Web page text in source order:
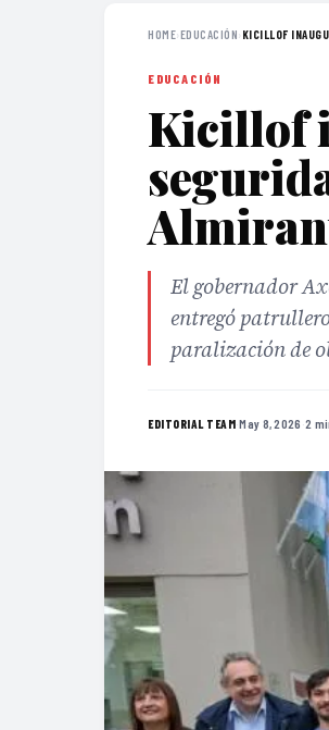
HOME›EDUCACIÓN› KICILLOF
EDUCACIÓN
Kicillof
El gobernador
entregó
paralización de
EDITORIAL TEAM·May 8, 2026 ·2